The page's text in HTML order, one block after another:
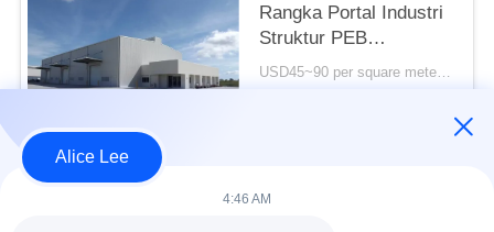
Rangka Portal Industri
Struktur PEB
Bangunan Standar ISOUSD45~90 per square meter MOQ:1000 meter persegi
Bad Request
Alice Lee
4:46 AM